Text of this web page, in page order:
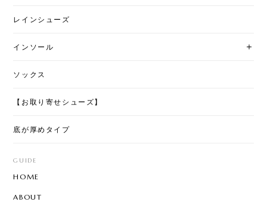
レインシューズ
インソール
ソックス
【お取り寄せシューズ】
底が厚めタイプ
GUIDE
HOME
ABOUT